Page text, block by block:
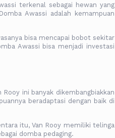
terkenal sebagai hewan yang
Awassi adalah kemampuan
bisa mencapai bobot sekitar
Awassi bisa menjadi investasi
ini banyak dikembangbiakkan
beradaptasi dengan baik di
itu, Van Rooy memiliki telinga
domba pedaging.